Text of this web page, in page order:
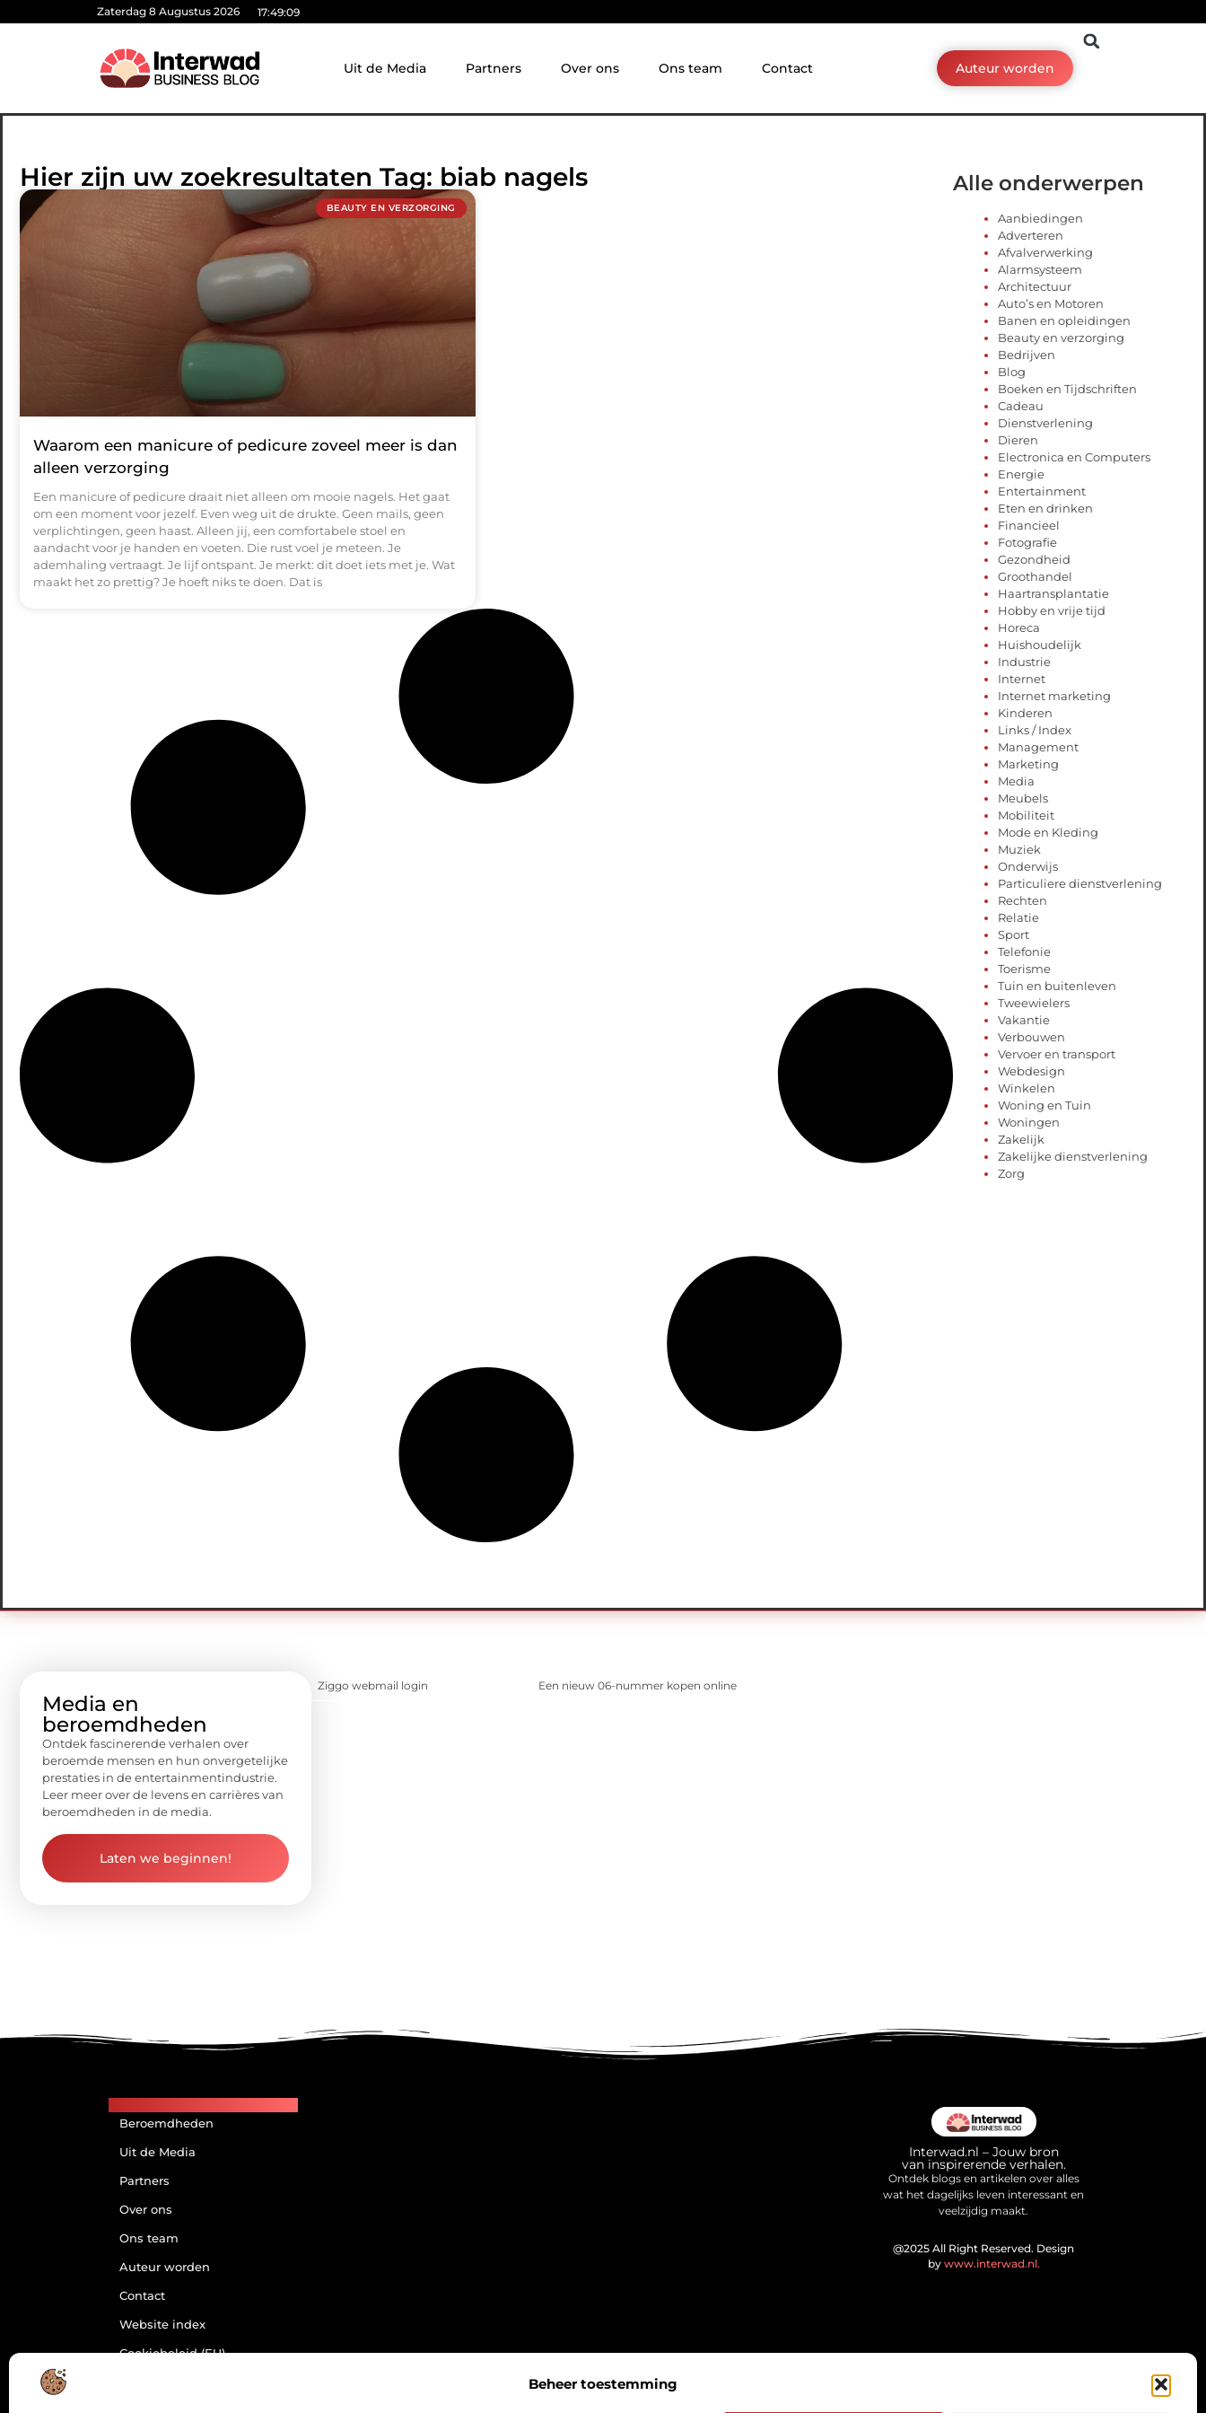
Beheer toestemming
Zaterdag 8 Augustus 2026 17:49:10
Uit de Media Partners Over ons Ons team Contact Auteur worden
Hier zijn uw zoekresultaten Tag: biab nagels
BEAUTY EN VERZORGING
Waarom een manicure of pedicure zoveel meer is dan
alleen verzorging
Een manicure of pedicure draait niet alleen om mooie nagels. Het gaat
om een moment voor jezelf. Even weg uit de drukte. Geen mails, geen
verplichtingen, geen haast. Alleen jij, een comfortabele stoel en
aandacht voor je handen en voeten. Die rust voel je meteen. Je
ademhaling vertraagt. Je lijf ontspant. Je merkt: dit doet iets met je. Wat
maakt het zo prettig? Je hoeft niks te doen. Dat is
Alle onderwerpen
Aanbiedingen
Adverteren
Afvalverwerking
Alarmsysteem
Architectuur
Auto’s en Motoren
Banen en opleidingen
Beauty en verzorging
Bedrijven
Blog
Boeken en Tijdschriften
Cadeau
Dienstverlening
Dieren
Electronica en Computers
Energie
Entertainment
Eten en drinken
Financieel
Fotografie
Gezondheid
Groothandel
Haartransplantatie
Hobby en vrije tijd
Horeca
Huishoudelijk
Industrie
Internet
Internet marketing
Kinderen
Links / Index
Management
Marketing
Media
Meubels
Mobiliteit
Mode en Kleding
Muziek
Onderwijs
Particuliere dienstverlening
Rechten
Relatie
Sport
Telefonie
Toerisme
Tuin en buitenleven
Tweewielers
Vakantie
Verbouwen
Vervoer en transport
Webdesign
Winkelen
Woning en Tuin
Woningen
Zakelijk
Zakelijke dienstverlening
Zorg
Media en
beroemdheden
Ontdek fascinerende verhalen over
beroemde mensen en hun onvergetelijke
prestaties in de entertainmentindustrie.
Leer meer over de levens en carrières van
beroemdheden in de media.
Laten we beginnen!
Ziggo webmail login Een nieuw 06-nummer kopen online
Beroemdheden
Uit de Media
Partners
Over ons
Ons team
Auteur worden
Contact
Website index
Cookiebeleid (EU)
Interwad.nl – Jouw bron
van inspirerende verhalen.
Ontdek blogs en artikelen over alles
wat het dagelijks leven interessant en
veelzijdig maakt.
@2025 All Right Reserved. Design
by www.interwad.nl.